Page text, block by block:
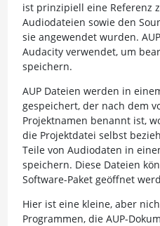
ist prinzipiell eine Referenz
Audiodateien sowie den
sie angewendet wurden.
Audacity verwendet, um
speichern.
AUP Dateien werden in
gespeichert, der nach dem
Projektnamen benannt ist,
die Projektdatei selbst
Teile von Audiodaten in
speichern. Diese Dateien
Software-Paket geöffnet
Hier ist eine kleine, aber
Programmen, die AUP-